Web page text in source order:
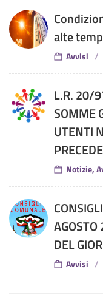
alte
Avvisi
L.R. 20/
SOMME
UTENTI
Notizie,
DEL
Avvisi